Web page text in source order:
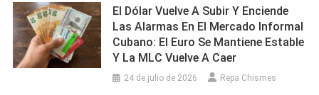
El Dólar Vuelve A Subir Y Enciende
Las Alarmas En El Mercado Informal
Cubano: El Euro Se Mantiene Estable
Y La MLC Vuelve A Caer
24 de julio de 2026 Repa Chismes